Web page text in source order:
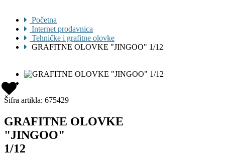
Početna
Internet prodavnica
Tehničke i grafitne olovke
GRAFITNE OLOVKE "JINGOO" 1/12
Šifra artikla: 675429
GRAFITNE OLOVKE
"JINGOO"
1/12